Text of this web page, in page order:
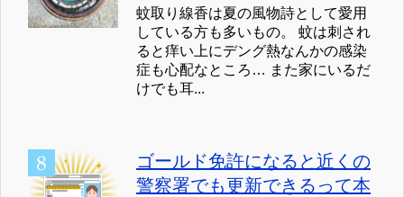
蚊取り線香は夏の風物詩として愛用
している方も多いもの。 蚊は刺され
ると痒い上にデング熱なんかの感染
症も心配なところ… また家にいるだ
けでも耳...
ゴールド免許になると近くの
警察署でも更新できるって本